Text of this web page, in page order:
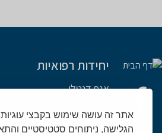
הגלישה, ניתוחים סטטיסטיים
יחידות רפואיות
אגף דנטלי
אורולוגיה מחלקה